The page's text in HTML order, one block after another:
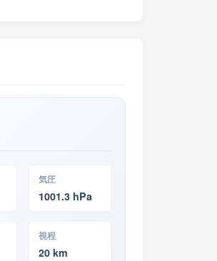
気圧
1001.3 hPa
視程
20 km